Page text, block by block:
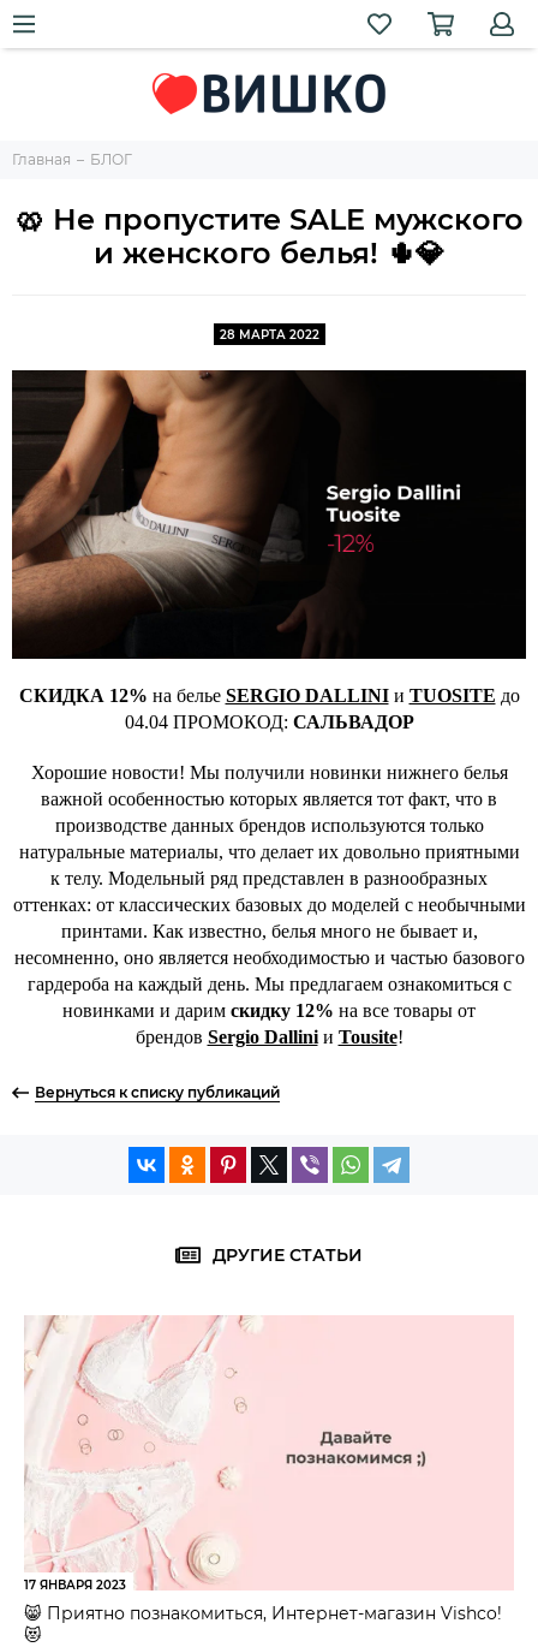
Главная БЛОГ
🥨 Не пропустите SALE мужского
и женского белья! 🌵💎
28 МАРТА 2022
СКИДКА 12% на белье SERGIO DALLINIи TUOSITE до
04.04 ПРОМОКОД: САЛЬВАДОР
Хорошие новости! Мы получили новинки нижнего белья
важной особенностью которых является тот факт, что в
производстве данных брендов используются только
натуральные материалы, что делает их довольно приятными
к телу. Модельный ряд представлен в разнообразных
оттенках: от классических базовых до моделей с необычными
принтами. Как известно, белья много не бывает и,
несомненно, оно является необходимостью и частью базового
гардероба на каждый день. Мы предлагаем ознакомиться с
новинками и дарим скидку 12% на все товары от
брендов Sergio Dalliniи Tousite!
Вернуться к списку публикаций
ДРУГИЕ СТАТЬИ
17 ЯНВАРЯ 2023
😸 Приятно познакомиться, Интернет-магазин Vishco!
😻